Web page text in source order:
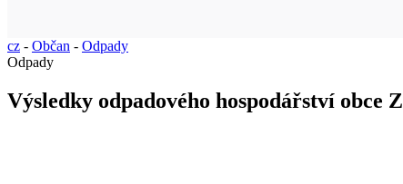
cz - Občan - Odpady
Odpady
Výsledky odpadového hospodářství obce